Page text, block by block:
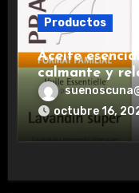
Productos
Aceite
calmante y
aromaterapia.
octubre 16,